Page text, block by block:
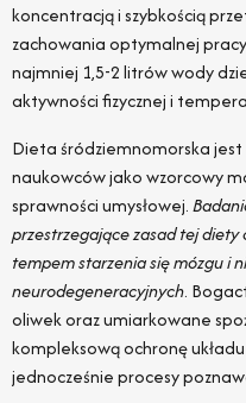
koncentracją i szybkością
zachowania optymalnej
najmniej 1,5-2 litrów wody
aktywności fizycznej i
Dieta śródziemnomorska
naukowców jako wzorcowy
sprawności umysłowej.
przestrzegające zasad tej
tempem starzenia się mózgu i
neurodegeneracyjnych.
oliwek oraz umiarkowane
kompleksową ochronę
jednocześnie procesy